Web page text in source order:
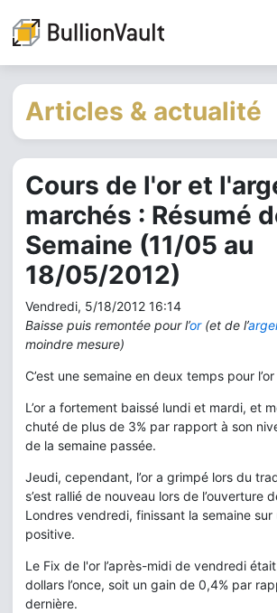
Articles & actualité
Cours de l'or et
marchés : Résumé
Semaine (11/05 au
18/05/2012)
Vendredi, 5/18/2012 16:14
Baisse puis remontée pour l’or(et de l’
moindre mesure)
C’est une semaine en deux temps pour
L’or a fortement baissé lundi et mardi, et
chuté de plus de 3% par rapport à son
de la semaine passée.
Jeudi, cependant, l’or a grimpé lors du
s’est rallié de nouveau lors de l’ouverture
Londres vendredi, finissant la semaine sur
positive.
Le Fix de l'or l’après-midi de vendredi
dollars l’once, soit un gain de 0,4% par
dernière.